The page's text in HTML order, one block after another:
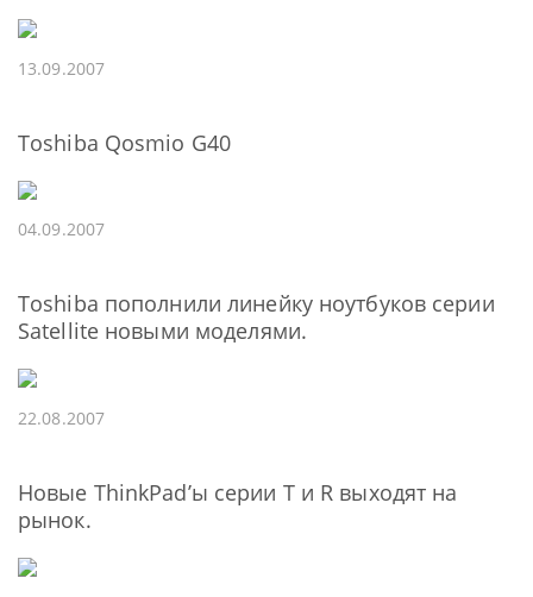
13.09.2007
Toshiba Qosmio G40
04.09.2007
Toshiba пополнили линейку ноутбуков серии
Satellite новыми моделями.
22.08.2007
Новые ThinkPad’ы серии T и R выходят на
рынок.